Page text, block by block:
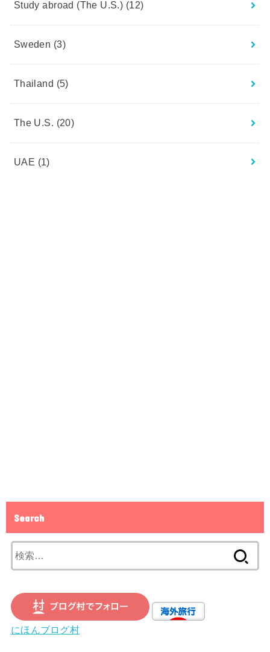
Study abroad (The U.S.) (12)
Sweden (3)
Thailand (5)
The U.S. (20)
UAE (1)
Search
索:
にほんブログ村